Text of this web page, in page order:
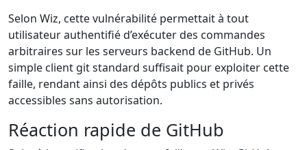
Selon Wiz, cette vulnérabilité permettait à tout
utilisateur authentifié d’exécuter des commandes
arbitraires sur les serveurs backend de GitHub. Un
simple client git standard suffisait pour exploiter cette
faille, rendant ainsi des dépôts publics et privés
accessibles sans autorisation.
Réaction rapide de GitHub